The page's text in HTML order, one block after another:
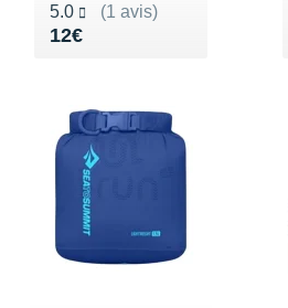
5.0
(1 avis)
Noté 5.0 sur 5
12€
Vendu 12€